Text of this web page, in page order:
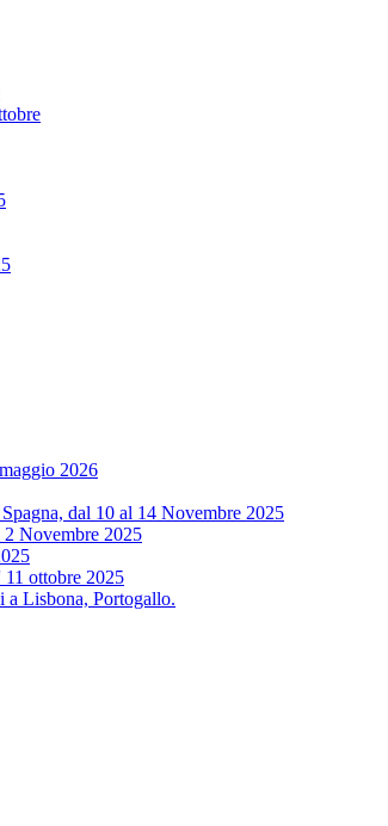
2026
dal 10 al 14 Novembre 2025
2 Novembre 2025
ottobre 2025
a Lisbona, Portogallo.